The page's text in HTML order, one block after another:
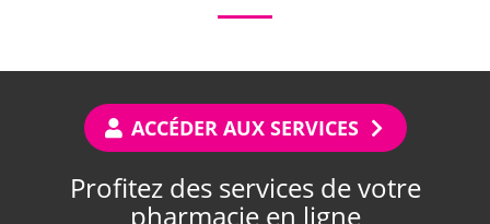
ACCÉDER AUX SERVICES
Profitez des services de votre
pharmacie en ligne